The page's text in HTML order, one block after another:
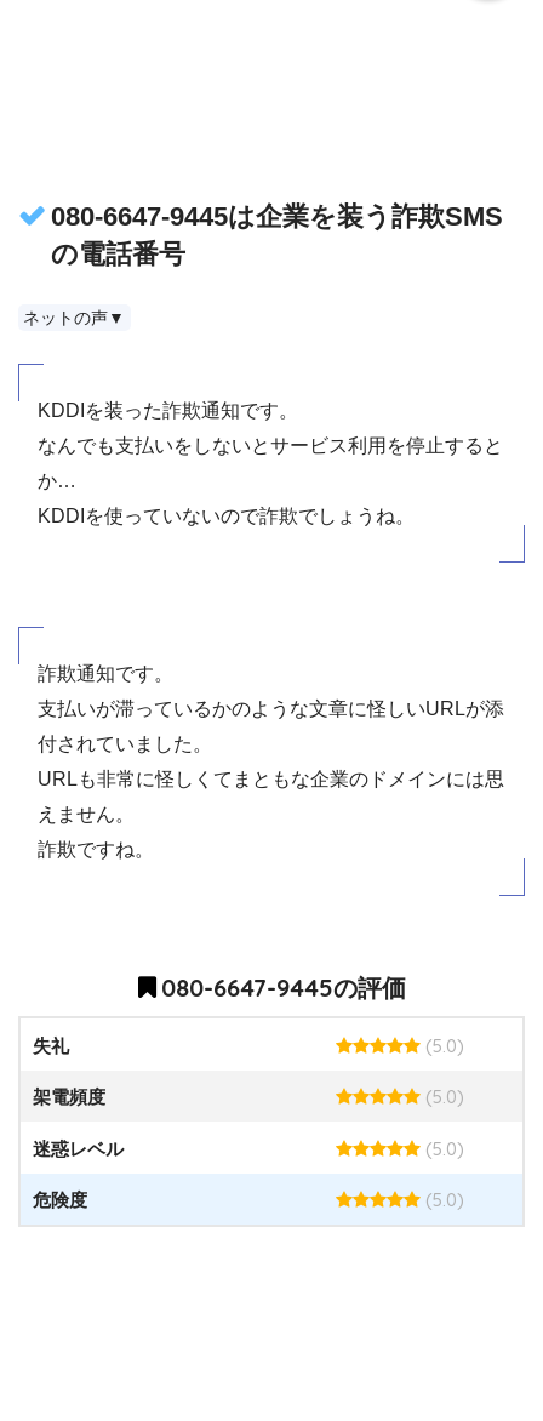
080-6647-9445は企業を装う詐欺SMS
の電話番号
ネットの声▼
KDDIを装った詐欺通知です。
なんでも支払いをしないとサービス利用を停止すると
か…
KDDIを使っていないので詐欺でしょうね。
詐欺通知です。
支払いが滞っているかのような文章に怪しいURLが添
付されていました。
URLも非常に怪しくてまともな企業のドメインには思
えません。
詐欺ですね。
080-6647-9445の評価
失礼 (5.0)
架電頻度 (5.0)
迷惑レベル (5.0)
危険度 (5.0)